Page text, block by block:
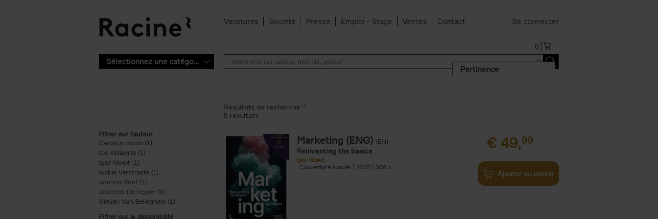
Vacatures Société Presse Emploi - Stage Ventes Contact Se connecter
0
Sélectionnez une catégorie
Pertinence
Filtrer sur l'auteur
Carolien Boom (1)
Clo Willaerts (1)
Igor Nowé (1)
Isabel Verstraete (1) Apply Isabel Verstraete filter
Jochen Roef (1)
Jozefien De Feyter (1) Apply Jozefien De Feyter filter
Steven Van Belleghem (1) Apply Steven Van Belleghem filter
Filtrer sur la disponibilité
Résultats de recherche ''
5 résultats
Marketing (ENG) (EN)
Reinventing the basics
Igor Nowé
Couverture souple
2025 208
€ 49,99
Ajouter au panier